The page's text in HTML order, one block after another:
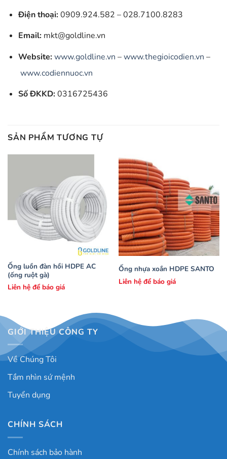
Điện thoại:0909.924.582 – 028.7100.8283
Email:mkt@goldline.vn
Website:www.goldline.vn –www.thegioicodien.vn –
www.codiennuoc.vn
Số ĐKKD:0316725436
SẢN PHẨM TƯƠNG TỰ
Ống luồn đàn hồi HDPE AC
(ống ruột gà)
Liên hệ để báo giá
Ống nhựa xoắn HDPE SANTO
Liên hệ để báo giá
GIỚI THIỆU CÔNG TY
Về Chúng Tôi
Tầm nhìn sứ mệnh
Tuyển dụng
CHÍNH SÁCH
Chính sách bảo hành